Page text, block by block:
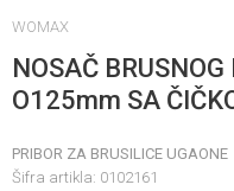
WOMAX
NOSAČ
O125mm SA
PRIBOR ZA BRUSILICE UGAONE
Šifra artikla: 0102161